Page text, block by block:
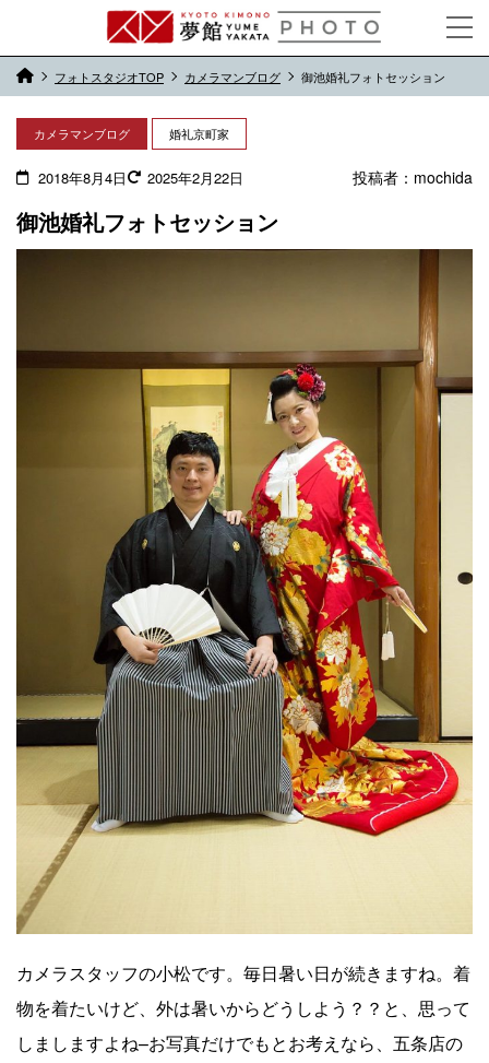
フォトスタジオTOP カメラマンブログ 御池婚礼フォトセッション
カメラマンブログ 婚礼京町家
2018年8月4日 2025年2月22日 投稿者： mochida
御池婚礼フォトセッション
カメラスタッフの小松です。毎日暑い日が続きますね。着
物を着たいけど、外は暑いからどうしよう？？と、思って
しましますよね–お写真だけでもとお考えなら、五条店の